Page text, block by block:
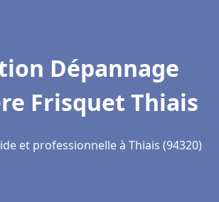
Dépannage
Frisquet Thiais
et professionnelle à Thiais (94320)